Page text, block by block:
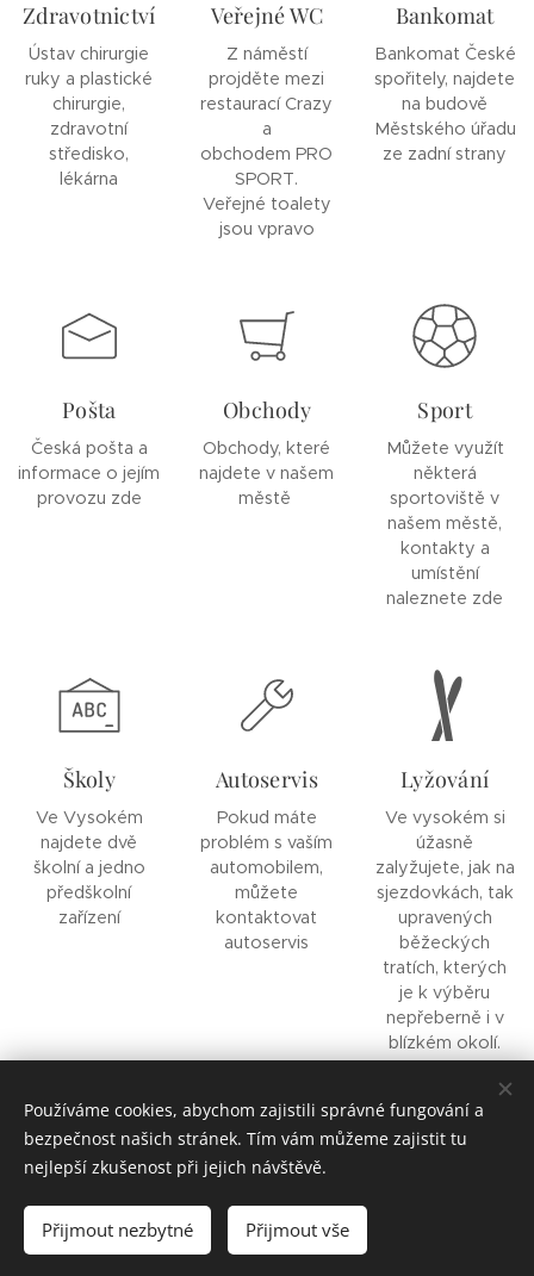
Zdravotnictví
Ústav chirurgie
ruky a plastické
chirurgie,
zdravotní
středisko,
lékárna
Veřejné WC
Z náměstí
projděte mezi
restaurací Crazy
a
obchodem PRO
SPORT.
Veřejné toalety
jsou vpravo
Bankomat
Bankomat České
spořitely, najdete
na budově
Městského úřadu
ze zadní strany
Pošta
Česká pošta a
informace o jejím
provozu zde
Obchody
Obchody, které
najdete v našem
městě
Sport
Můžete využít
některá
sportoviště v
našem městě,
kontakty a
umístění
naleznete zde
Školy
Ve Vysokém
najdete dvě
školní a jedno
předškolní
zařízení
Autoservis
Pokud máte
problém s vaším
automobilem,
můžete
kontaktovat
autoservis
Lyžování
Ve vysokém si
úžasně
zalyžujete, jak na
sjezdovkách, tak
upravených
běžeckých
tratích, kterých
je k výběru
nepřeberně i v
blízkém okolí.
Realizace: Bohdan Blažek
pro město Vysoké nad Jizerou.
Přemysl Špráchal
Cookies
Používáme cookies, abychom zajistili správné fungování a
bezpečnost našich stránek. Tím vám můžeme zajistit tu
nejlepší zkušenost při jejich návštěvě.
Přijmout nezbytné Přijmout vše